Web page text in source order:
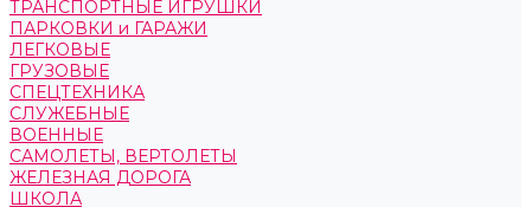
ТРАНСПОРТНЫЕ ИГРУШКИ
ПАРКОВКИ и ГАРАЖИ
ЛЕГКОВЫЕ
ГРУЗОВЫЕ
СПЕЦТЕХНИКА
СЛУЖЕБНЫЕ
ВОЕННЫЕ
САМОЛЕТЫ, ВЕРТОЛЕТЫ
ЖЕЛЕЗНАЯ ДОРОГА
ШКОЛА